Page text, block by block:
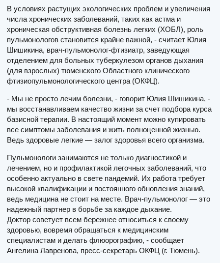
В условиях растущих экологических проблем и увеличения
числа хронических заболеваний, таких как астма и
хроническая обструктивная болезнь легких (ХОБЛ), роль
пульмонологов становится крайне важной, - считает Юлия
Шишикина, врач-пульмонолог-фтизиатр, заведующая
отделением для больных туберкулезом органов дыхания
(для взрослых) тюменского Областного клинического
фтизиопульмонологического центра (ОКФЦ).
- Мы не просто лечим болезни, - говорит Юлия Шишикина, -
мы восстанавливаем качество жизни за счет подбора курса
базисной терапии. В настоящий момент можно купировать
все симптомы заболевания и жить полноценной жизнью.
Ведь здоровые легкие — залог здоровья всего организма.
Пульмонологи занимаются не только диагностикой и
лечением, но и профилактикой легочных заболеваний, что
особенно актуально в свете пандемий. Их работа требует
высокой квалификации и постоянного обновления знаний,
ведь медицина не стоит на месте. Врач-пульмонолог — это
надежный партнер в борьбе за каждое дыхание.
Доктор советует всем бережнее относиться к своему
здоровью, вовремя обращаться к медицинским
специалистам и делать флюорографию, - сообщает
Ангелина Лавренова, пресс-секретарь ОКФЦ (г. Тюмень).